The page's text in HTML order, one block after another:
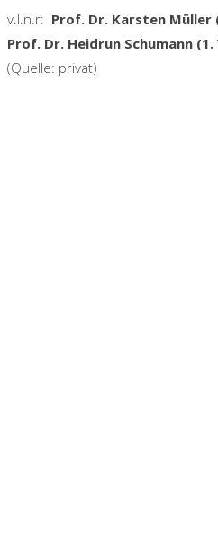
v.l.n.r: Prof. Dr. Karsten Müller
Prof. Dr. Heidrun Schumann
(Quelle: privat)